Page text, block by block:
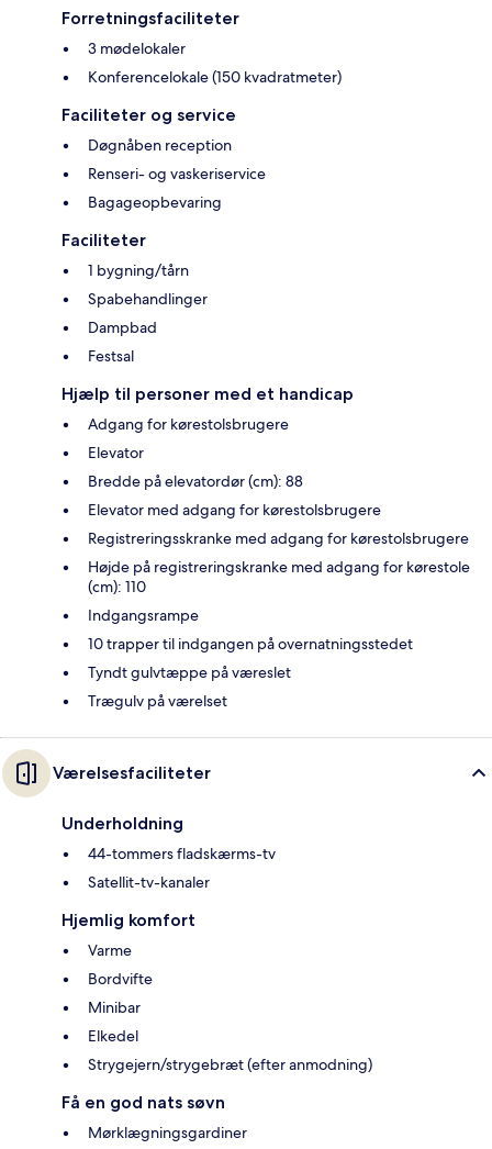
Forretningsfaciliteter
3 mødelokaler
Konferencelokale (150 kvadratmeter)
Faciliteter og service
Døgnåben reception
Renseri- og vaskeriservice
Bagageopbevaring
Faciliteter
1 bygning/tårn
Spabehandlinger
Dampbad
Festsal
Hjælp til personer med et handicap
Adgang for kørestolsbrugere
Elevator
Bredde på elevatordør (cm): 88
Elevator med adgang for kørestolsbrugere
Registreringsskranke med adgang for kørestolsbrugere
Højde på registreringskranke med adgang for kørestole
(cm): 110
Indgangsrampe
10 trapper til indgangen på overnatningsstedet
Tyndt gulvtæppe på væreslet
Trægulv på værelset
Værelsesfaciliteter
Underholdning
44-tommers fladskærms-tv
Satellit-tv-kanaler
Hjemlig komfort
Varme
Bordvifte
Minibar
Elkedel
Strygejern/strygebræt (efter anmodning)
Få en god nats søvn
Mørklægningsgardiner